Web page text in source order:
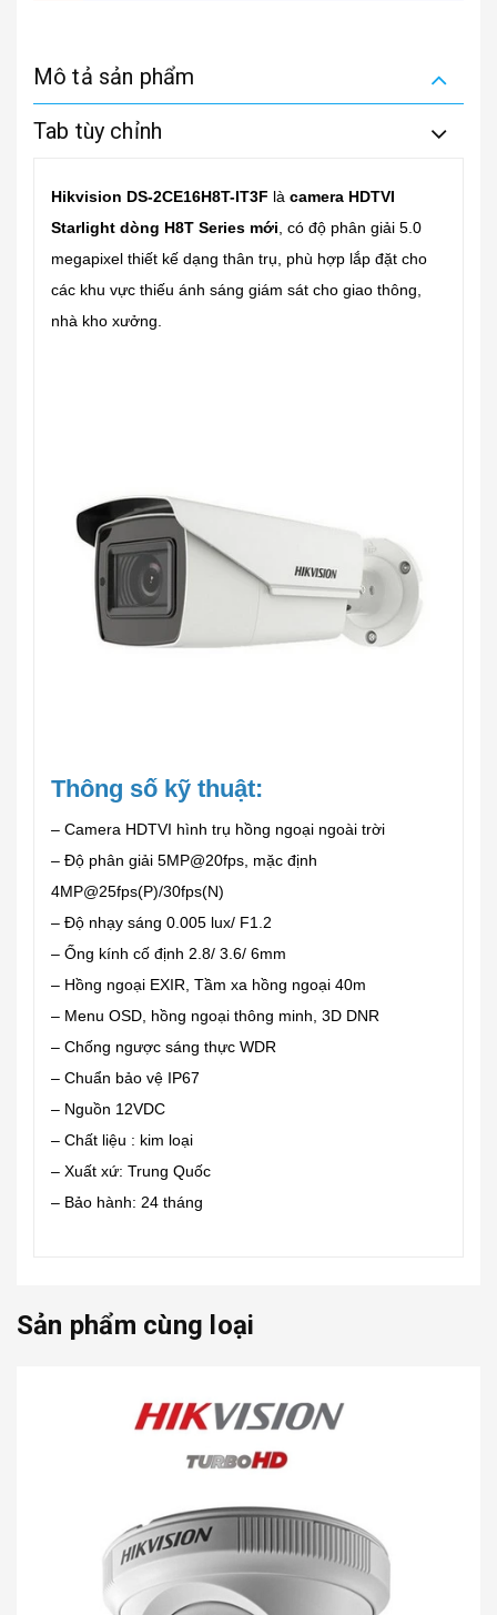
Mô tả sản phẩm
Tab tùy chỉnh
Hikvision DS-2CE16H8T-IT3F là camera HDTVI
Starlight dòng H8T Series mới , có độ phân giải 5.0
megapixel thiết kế dạng thân trụ, phù hợp lắp đặt cho
các khu vực thiếu ánh sáng giám sát cho giao thông,
nhà kho xưởng.
Thông số kỹ thuật:
– Camera HDTVI hình trụ hồng ngoại ngoài trời
– Độ phân giải 5MP@20fps, mặc định
4MP@25fps(P)/30fps(N)
– Độ nhạy sáng 0.005 lux/ F1.2
– Ống kính cố định 2.8/ 3.6/ 6mm
– Hồng ngoại EXIR, Tầm xa hồng ngoại 40m
– Menu OSD, hồng ngoại thông minh, 3D DNR
– Chống ngược sáng thực WDR
– Chuẩn bảo vệ IP67
– Nguồn 12VDC
– Chất liệu : kim loại
– Xuất xứ: Trung Quốc
– Bảo hành: 24 tháng
Sản phẩm cùng loại